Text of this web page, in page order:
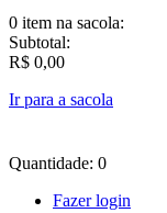
0 item na sacola:
Subtotal:
R$ 0,00
Ir para a sacola
Quantidade: 0
Fazer login